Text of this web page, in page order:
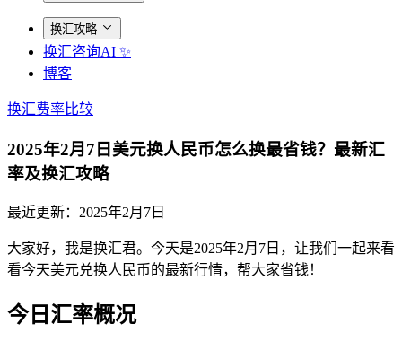
换汇攻略
换汇咨询AI ✨
博客
换汇费率比较
2025年2月7日美元换人民币怎么换最省钱？最新汇
率及换汇攻略
最近更新： 2025年2月7日
大家好，我是换汇君。今天是2025年2月7日，让我们一起来看
看今天美元兑换人民币的最新行情，帮大家省钱！
今日汇率概况